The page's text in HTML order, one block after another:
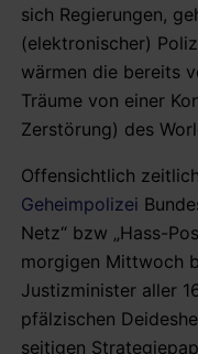
sich Regierungen,
(elektronischer)
wärmen die bereits
Träume von einer
Zerstörung) des
Offensichtlich
Geheimpolizei
Netz“ bzw „Hass-
morgigen Mittwoch
Justizminister aller
pfälzischen
seitigen